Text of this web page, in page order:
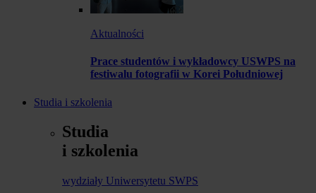
Aktualności
Prace studentów i wykładowcy USWPS na
festiwalu fotografii w Korei Południowej
Studia i szkolenia
Studia
i szkolenia
wydziały Uniwersytetu SWPS